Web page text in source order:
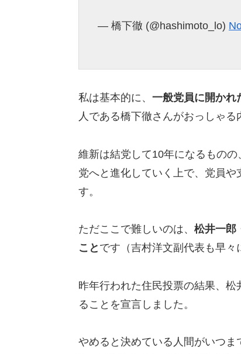
— 橋下徹 (@hashimoto_lo)
私は基本的に、 一般党員に開かれ
人である橋下徹さんがおっしゃる
維新は結党して10年になるもの
党へと進化していく上で、党員
す。
ただここで難しいのは、 松井一郎
こと です（吉村洋文副代表も早々
昨年行われた住民投票の結果、
ることを宣言しました。
やめると決めている人間がいつ